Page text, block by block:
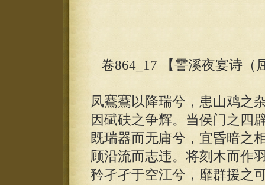
卷864_17 【霅溪夜宴诗（
凤鶱鶱以降瑞兮，患山鸡之
因碔砆之争辉。当侯门之四
既瑞器而无庸兮，宜昏暗之
顾沿流而志违。将刻木而作
矜孑孑于空江兮，靡群援之